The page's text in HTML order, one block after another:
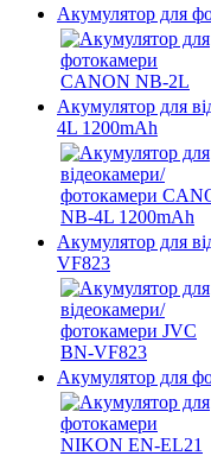
Акумулятор для
Акумулятор для
4L 1200mAh
Акумулятор для
VF823
Акумулятор для